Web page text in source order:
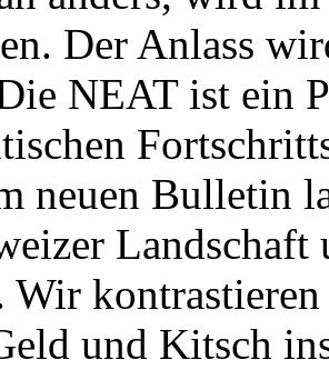
Der Anlass
NEAT ist ein
neuen Bulletin
Wir
und Kitsch